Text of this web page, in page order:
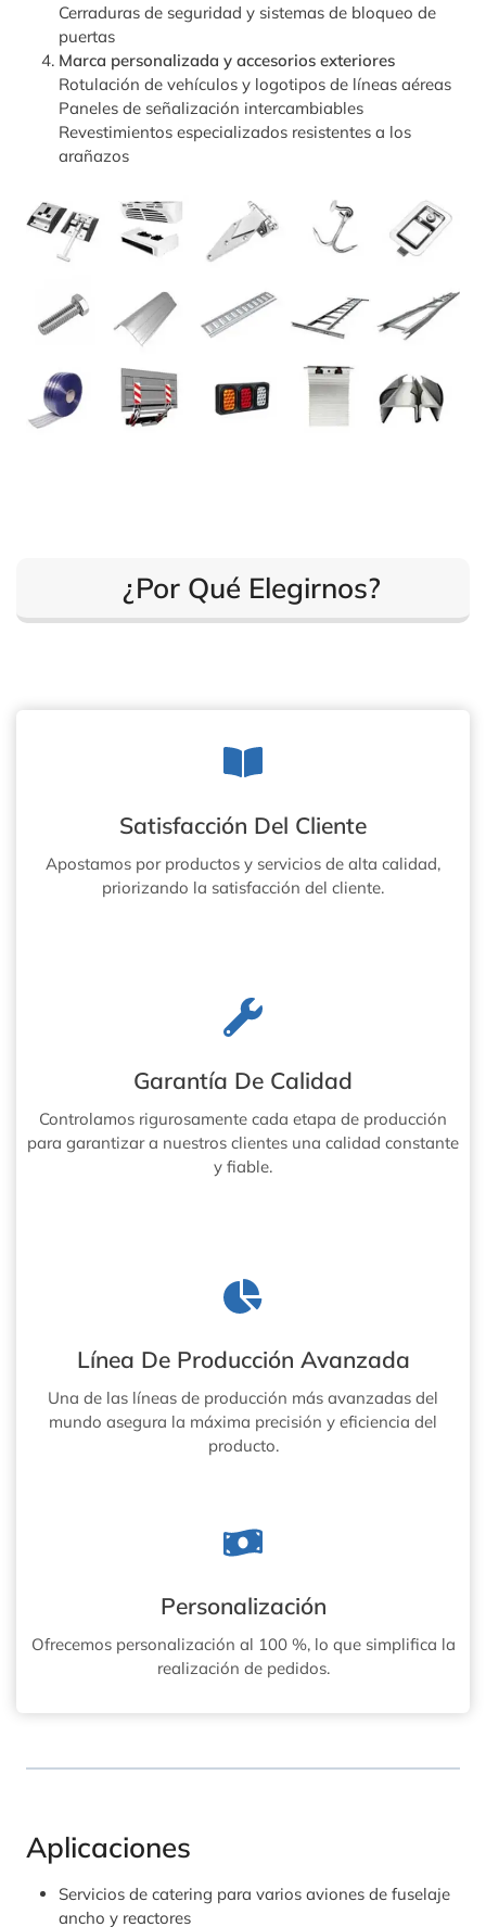
Cerraduras de seguridad y sistemas de bloqueo de
puertas
Marca personalizada y accesorios exteriores
Rotulación de vehículos y logotipos de líneas aéreas
Paneles de señalización intercambiables
Revestimientos especializados resistentes a los
arañazos
¿Por Qué Elegirnos?
Satisfacción Del Cliente
Apostamos por productos y servicios de alta calidad,
priorizando la satisfacción del cliente.
Garantía De Calidad
Controlamos rigurosamente cada etapa de producción
para garantizar a nuestros clientes una calidad constante
y fiable.
Línea De Producción Avanzada
Una de las líneas de producción más avanzadas del
mundo asegura la máxima precisión y eficiencia del
producto.
Personalización
Ofrecemos personalización al 100 %, lo que simplifica la
realización de pedidos.
Aplicaciones
Servicios de catering para varios aviones de fuselaje
ancho y reactores